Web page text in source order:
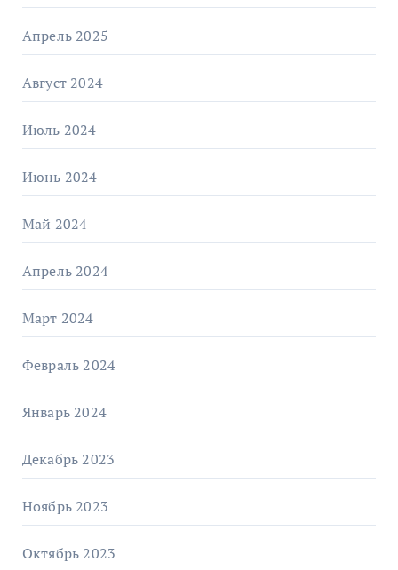
Апрель 2025
Август 2024
Июль 2024
Июнь 2024
Май 2024
Апрель 2024
Март 2024
Февраль 2024
Январь 2024
Декабрь 2023
Ноябрь 2023
Октябрь 2023